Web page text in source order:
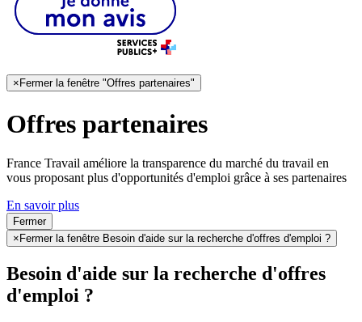
× Fermer la fenêtre "Offres partenaires"
Offres partenaires
France Travail améliore la transparence du marché du travail en
vous proposant plus d'opportunités d'emploi grâce à ses partenaires
En savoir plus
Fermer
× Fermer la fenêtre Besoin d'aide sur la recherche d'offres d'emploi ?
Besoin d'aide sur la recherche d'offres
d'emploi ?